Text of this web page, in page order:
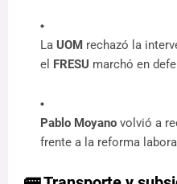
La UOM rechazó la
el FRESU marchó en
Pablo Moyano volvió a
frente a la reforma